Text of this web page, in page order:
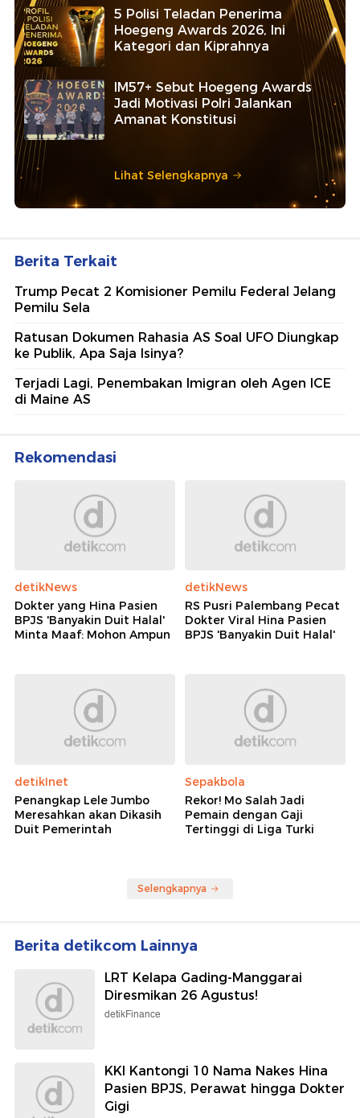
5 Polisi Teladan Penerima
Hoegeng Awards 2026, Ini
Kategori dan Kiprahnya
IM57+ Sebut Hoegeng Awards
Jadi Motivasi Polri Jalankan
Amanat Konstitusi
Lihat Selengkapnya
Berita Terkait
Trump Pecat 2 Komisioner Pemilu Federal Jelang
Pemilu Sela
Ratusan Dokumen Rahasia AS Soal UFO Diungkap
ke Publik, Apa Saja Isinya?
Terjadi Lagi, Penembakan Imigran oleh Agen ICE
di Maine AS
Rekomendasi
detikNews
Dokter yang Hina Pasien
BPJS 'Banyakin Duit Halal'
Minta Maaf: Mohon Ampun
detikNews
RS Pusri Palembang Pecat
Dokter Viral Hina Pasien
BPJS 'Banyakin Duit Halal'
detikInet
Penangkap Lele Jumbo
Meresahkan akan Dikasih
Duit Pemerintah
Sepakbola
Rekor! Mo Salah Jadi
Pemain dengan Gaji
Tertinggi di Liga Turki
Selengkapnya
Berita detikcom Lainnya
LRT Kelapa Gading-Manggarai
Diresmikan 26 Agustus!
detikFinance
KKI Kantongi 10 Nama Nakes Hina
Pasien BPJS, Perawat hingga Dokter
Gigi